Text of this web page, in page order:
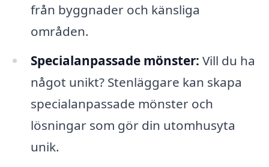
från byggnader och känsliga
områden.
Specialanpassade mönster: Vill du ha
något unikt? Stenläggare kan skapa
specialanpassade mönster och
lösningar som gör din utomhusyta
unik.